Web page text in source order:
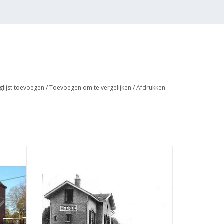
toevoegen /Toevoegen om te vergelijken /Afdrukken
TOEVOEGEN AAN WINKELWAGEN